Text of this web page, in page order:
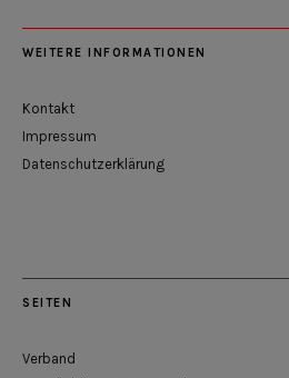
WEITERE INFORMATIONEN
Kontakt
Impressum
Datenschutzerklärung
SEITEN
Verband